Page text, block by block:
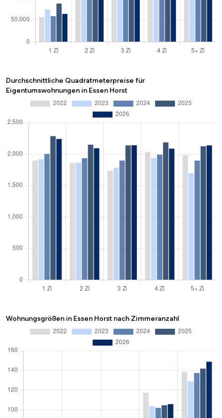
Durchschnittliche Quadratmeterpreise für
Eigentumswohnungen in Essen Horst
Wohnungsgrößen in Essen Horst nach Zimmeranzahl